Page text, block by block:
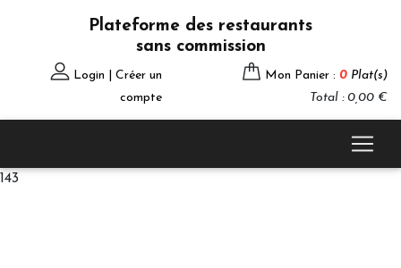
Plateforme des restaurants
sans commission
Login | Créer un
compte
Mon Panier : 0 Plat(s)
Total : 0,00 €
143